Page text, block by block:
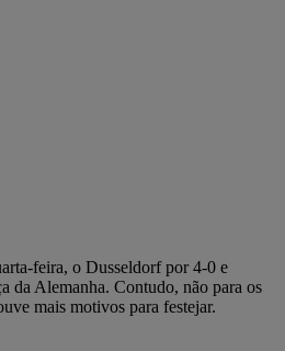
feira, o Dusseldorf por 4-0 e
da Alemanha. Contudo, não para os
mais motivos para festejar.